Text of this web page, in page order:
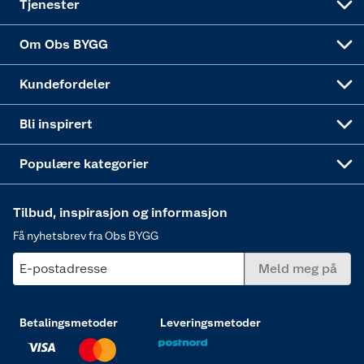
Tjenester
Om Obs BYGG
Kundefordeler
Bli inspirert
Populære kategorier
Tilbud, inspirasjon og informasjon
Få nyhetsbrev fra Obs BYGG
E-postadresse Meld meg på
Betalingsmetoder Leveringsmetoder